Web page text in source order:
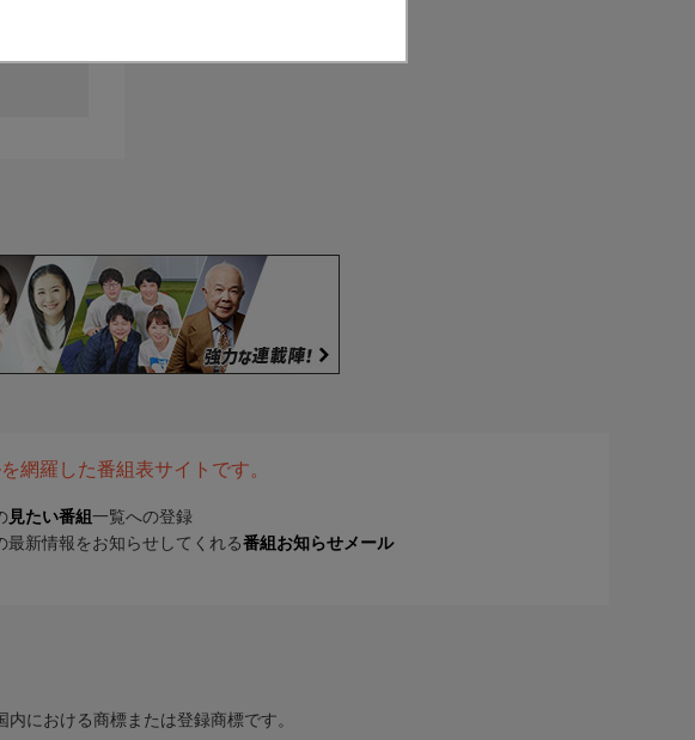
網羅した番組表サイトです。
見たい番組 一覧への登録
最新情報をお知らせしてくれる番組お知らせメール
における商標または登録商標です。